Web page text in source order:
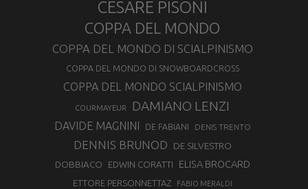
CESARE PISONI
COPPA DEL MONDO
COPPA DEL MONDO DI SCIALPINISMO
COPPA DEL MONDO DI SNOWBOARDCROSS
COPPA DEL MONDO SCIALPINISMO
COURMAYEUR DAMIANO LENZI
DAVIDE MAGNINI DE FABIANI DENIS TRENTO
DENNIS BRUNOD DE SILVESTRO
DOBBIACO EDWIN CORATTI ELISA BROCARD
ETTORE PERSONNETTAZ FABIO MERALDI